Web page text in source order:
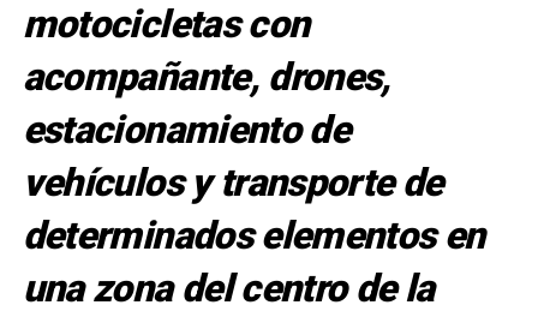
motocicletas con
acompañante, drones,
estacionamiento de
vehículos y transporte de
determinados elementos en
una zona del centro de la